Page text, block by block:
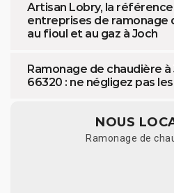
Artisan Lobry, la
entreprises de ramonage
au fioul et au gaz à Joch
Ramonage de chaudière à
66320 : ne négligez pas
NOUS
Ramonage de